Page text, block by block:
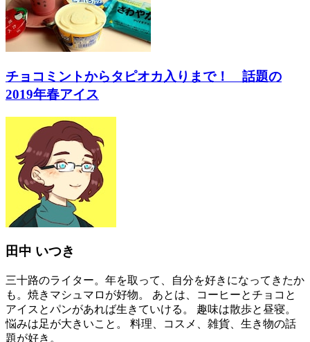
チョコミントからタピオカ入りまで！ 話題の
2019年春アイス
田中 いつき
三十路のライター。年を取って、自分を好きになってきたか
も。焼きマシュマロが好物。 あとは、コーヒーとチョコと
アイスとパンがあれば生きていける。 趣味は散歩と昼寝。
悩みは足が大きいこと。 料理、コスメ、雑貨、生き物の話
題が好き。